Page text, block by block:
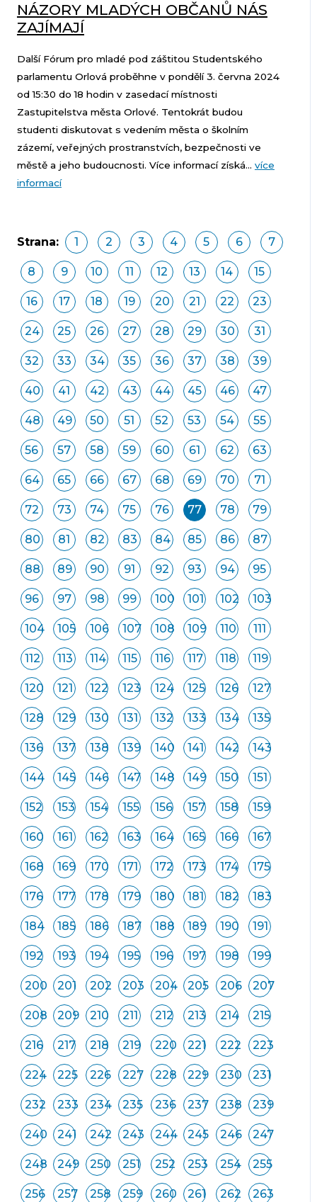
NÁZORY MLADÝCH OBČANŮ NÁS
ZAJÍMAJÍ
Další Fórum pro mladé pod záštitou Studentského
parlamentu Orlová proběhne v pondělí 3. června 2024
od 15:30 do 18 hodin v zasedací místnosti
Zastupitelstva města Orlové. Tentokrát budou
studenti diskutovat s vedením města o školním
zázemí, veřejných prostranstvích, bezpečnosti ve
městě a jeho budoucnosti. Více informací získá... více
informací
Strana: 1 2 3 4 5 6 7
8 9 10 11 12 13 14 15
16 17 18 19 20 21 22 23
24 25 26 27 28 29 30 31
32 33 34 35 36 37 38 39
40 41 42 43 44 45 46 47
48 49 50 51 52 53 54 55
56 57 58 59 60 61 62 63
64 65 66 67 68 69 70 71
72 73 74 75 76 77 78 79
80 81 82 83 84 85 86 87
88 89 90 91 92 93 94 95
96 97 98 99 100 101 102 103
104 105 106 107 108 109 110 111
112 113 114 115 116 117 118 119
120 121 122 123 124 125 126 127
128 129 130 131 132 133 134 135
136 137 138 139 140 141 142 143
144 145 146 147 148 149 150 151
152 153 154 155 156 157 158 159
160 161 162 163 164 165 166 167
168 169 170 171 172 173 174 175
176 177 178 179 180 181 182 183
184 185 186 187 188 189 190 191
192 193 194 195 196 197 198 199
200 201 202 203 204 205 206 207
208 209 210 211 212 213 214 215
216 217 218 219 220 221 222 223
224 225 226 227 228 229 230 231
232 233 234 235 236 237 238 239
240 241 242 243 244 245 246 247
248 249 250 251 252 253 254 255
256 257 258 259 260 261 262 263